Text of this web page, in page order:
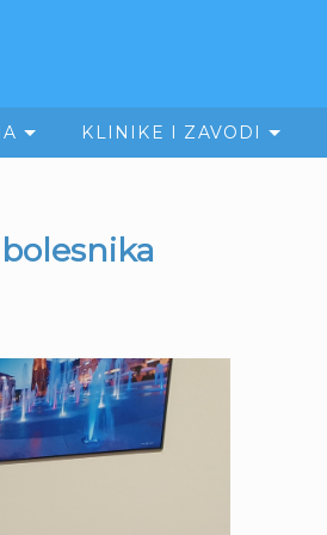
KLINIKE I ZAVODI